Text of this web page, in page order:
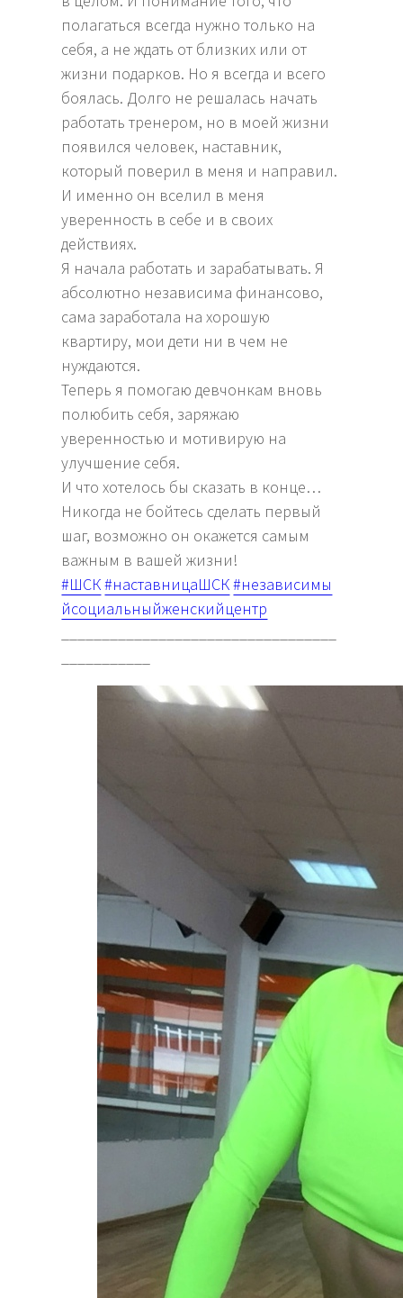
полагаться всегда нужно только на
себя, а не ждать от близких или от
жизни подарков. Но я всегда и всего
боялась. Долго не решалась начать
работать тренером, но в моей жизни
появился человек, наставник,
который поверил в меня и направил.
И именно он вселил в меня
уверенность в себе и в своих
действиях.
Я начала работать и зарабатывать. Я
абсолютно независима финансово,
сама заработала на хорошую
квартиру, мои дети ни в чем не
нуждаются.
Теперь я помогаю девчонкам вновь
полюбить себя, заряжаю
уверенностью и мотивирую на
улучшение себя.
И что хотелось бы сказать в конце…
Никогда не бойтесь сделать первый
шаг, возможно он окажется самым
важным в вашей жизни!
#ШСК#наставницаШСК#независимы
йсоциальныйженскийцентр